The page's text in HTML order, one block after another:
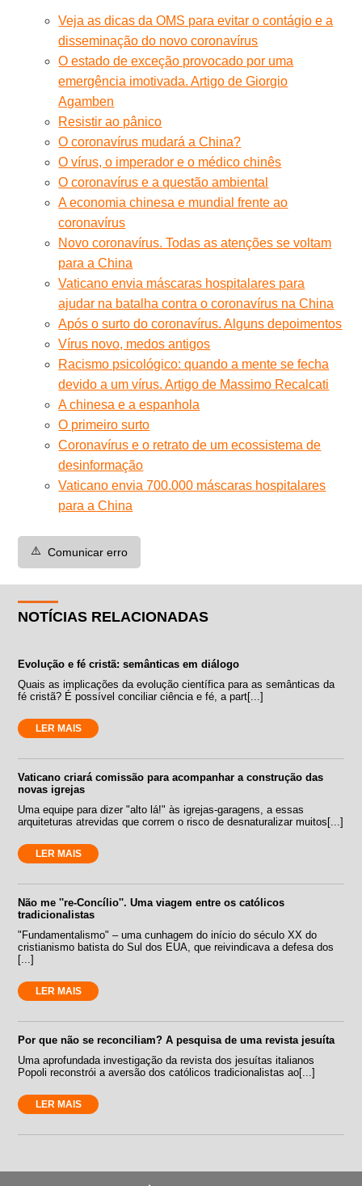
Veja as dicas da OMS para evitar o contágio e a
disseminação do novo coronavírus
O estado de exceção provocado por uma
emergência imotivada. Artigo de Giorgio
Agamben
Resistir ao pânico
O coronavírus mudará a China?
O vírus, o imperador e o médico chinês
O coronavírus e a questão ambiental
A economia chinesa e mundial frente ao
coronavírus
Novo coronavírus. Todas as atenções se voltam
para a China
Vaticano envia máscaras hospitalares para
ajudar na batalha contra o coronavírus na China
Após o surto do coronavírus. Alguns depoimentos
Vírus novo, medos antigos
Racismo psicológico: quando a mente se fecha
devido a um vírus. Artigo de Massimo Recalcati
A chinesa e a espanhola
O primeiro surto
Coronavírus e o retrato de um ecossistema de
desinformação
Vaticano envia 700.000 máscaras hospitalares
para a China
⚠️ Comunicar erro
NOTÍCIAS RELACIONADAS
Evolução e fé cristã: semânticas em diálogo
Quais as implicações da evolução científica para as semânticas da
fé cristã? É possível conciliar ciência e fé, a part[...]
LER MAIS
Vaticano criará comissão para acompanhar a construção das
novas igrejas
Uma equipe para dizer "alto lá!" às igrejas-garagens, a essas
arquiteturas atrevidas que correm o risco de desnaturalizar muitos[...]
LER MAIS
Não me ''re-Concílio''. Uma viagem entre os católicos
tradicionalistas
"Fundamentalismo" – uma cunhagem do início do século XX do
cristianismo batista do Sul dos EUA, que reivindicava a defesa dos
[...]
LER MAIS
Por que não se reconciliam? A pesquisa de uma revista jesuíta
Uma aprofundada investigação da revista dos jesuítas italianos
Popoli reconstrói a aversão dos católicos tradicionalistas ao[...]
LER MAIS